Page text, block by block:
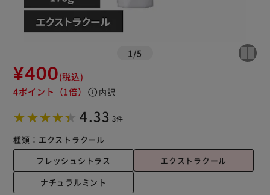
1 /5
¥400(税込)
4ポイント （1倍） info 内訳
4.33 3件
種類： エクストラクール
フレッシュシトラス
エクストラクール
ナチュラルミント